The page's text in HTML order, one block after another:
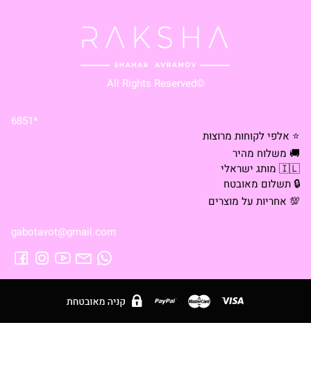
©All Rights Reserved
*6851
⭐ אלפי לקוחות מרוצות
🚚 משלוח מהיר
🇮🇱 מותג ישראלי
🔒 תשלום מאובטח
💯 אחריות על מוצרים
gabotavot@gmail.com